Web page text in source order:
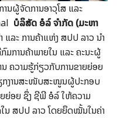
ານ​ຜູ້​ຈັດການ​ອາ​ວຸ​ໂສ ແລະ
ບໍລິສັດ ອໍລ໌ ຈຳ​ກັດ (ມະຫາ​
ລະ​ ການ​ຄ້າແຫ່ງ ສປປ ລາວ ນຳ​
ການ​ຄ້າ​ພາຍ​ໃນ​ ແລະ​ ຄະນະ​ຜູ້​
ຄ​ວາມ​ຮູ້ກ່ຽວກັບການຂາຍຍ່ອຍ​
ກງານ​ສະໜັບ​ສະໜູນ​ຜູ້​ປະກອບ​
ຍ່ອຍ ​ຊຶ່ງ​ ຊີ​ພີ ອໍລ໌ ໃຫ້​ຄວາມ​
ໃນ ສ​ປປ ລາວ ໂດຍຍຶດໝັ້ນໃນຄ່າ​